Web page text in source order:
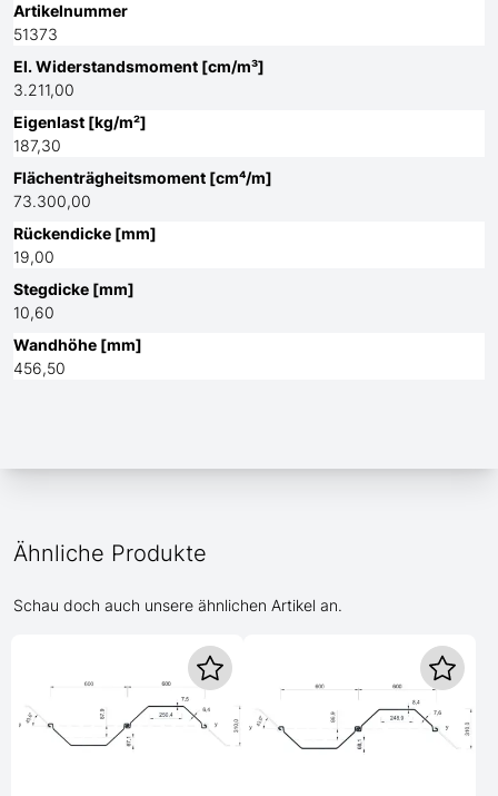
Artikelnummer
51373
El. Widerstandsmoment [cm/m³]
3.211,00
Eigenlast [kg/m²]
187,30
Flächenträgheitsmoment [cm⁴/m]
73.300,00
Rückendicke [mm]
19,00
Stegdicke [mm]
10,60
Wandhöhe [mm]
456,50
Ähnliche Produkte
Schau doch auch unsere ähnlichen Artikel an.